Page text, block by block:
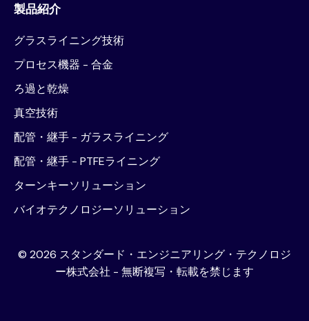
製品紹介
グラスライニング技術
プロセス機器 - 合金
ろ過と乾燥
真空技術
配管・継手 - ガラスライニング
配管・継手 - PTFEライニング
ターンキーソリューション
バイオテクノロジーソリューション
© 2026 スタンダード・エンジニアリング・テクノロジ
ー株式会社 - 無断複写・転載を禁じます